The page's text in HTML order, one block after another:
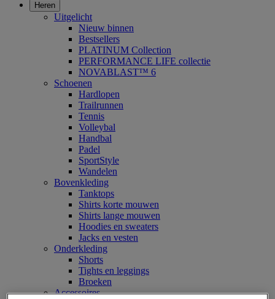
Heren
Uitgelicht
Nieuw binnen
Bestsellers
PLATINUM Collection
PERFORMANCE LIFE collectie
NOVABLAST™ 6
Schoenen
Hardlopen
Trailrunnen
Tennis
Volleybal
Handbal
Padel
SportStyle
Wandelen
Bovenkleding
Tanktops
Shirts korte mouwen
Shirts lange mouwen
Hoodies en sweaters
Jacks en vesten
Onderkleding
Shorts
Tights en leggings
Broeken
Accessoires